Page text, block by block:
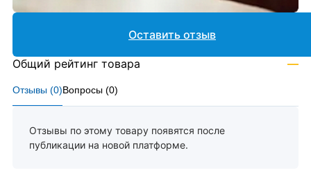
Отзывы (0)Вопросы (0)
Отзывы по этому товару появятся после
публикации на новой платформе.
Оставить отзыв
Общий рейтинг товара —